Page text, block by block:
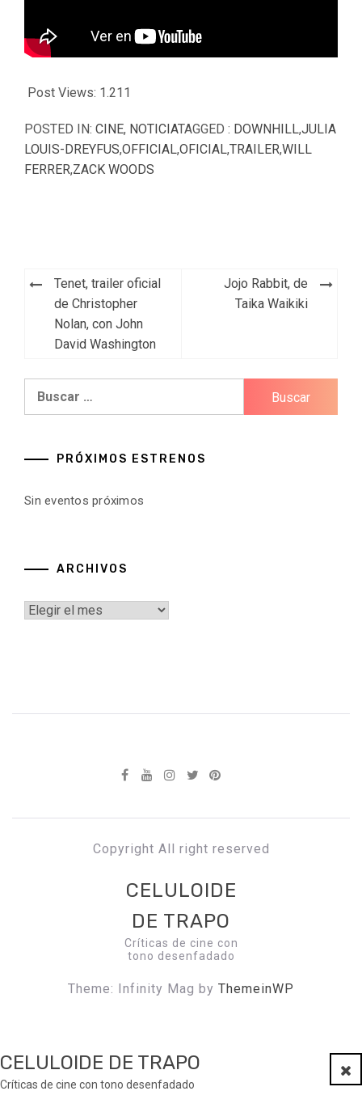
Post Views: 1.211
POSTED IN: CINE, NOTICIATAGGED : DOWNHILL,JULIA
LOUIS-DREYFUS,OFFICIAL,OFICIAL,TRAILER,WILL
FERRER,ZACK WOODS
Navegación
entradas
Tenet, trailer oficial
de Christopher
Nolan, con John
David Washington
Jojo Rabbit, de
Taika Waikiki
PRÓXIMOS ESTRENOS
Sin eventos próximos
ARCHIVOS
Archivos
Copyright All right reserved
CELULOIDE
DE TRAPO
Críticas de cine con
tono desenfadado
Theme: Infinity Mag by ThemeinWP
CELULOIDE DE TRAPO
Críticas de cine con tono desenfadado